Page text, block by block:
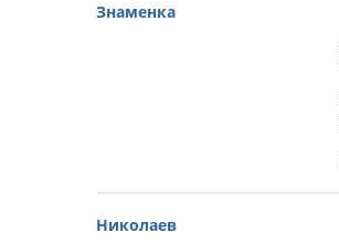
Знаменка
Николаев